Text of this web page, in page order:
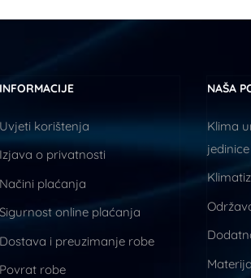
INFORMACIJE
Uvjeti korištenja
Izjava o privatnosti
Načini plaćanja
Sigurnost online plaćanja
Dostava i preuzimanje robe
Povrat robe
NAŠA
Klima
jedinice